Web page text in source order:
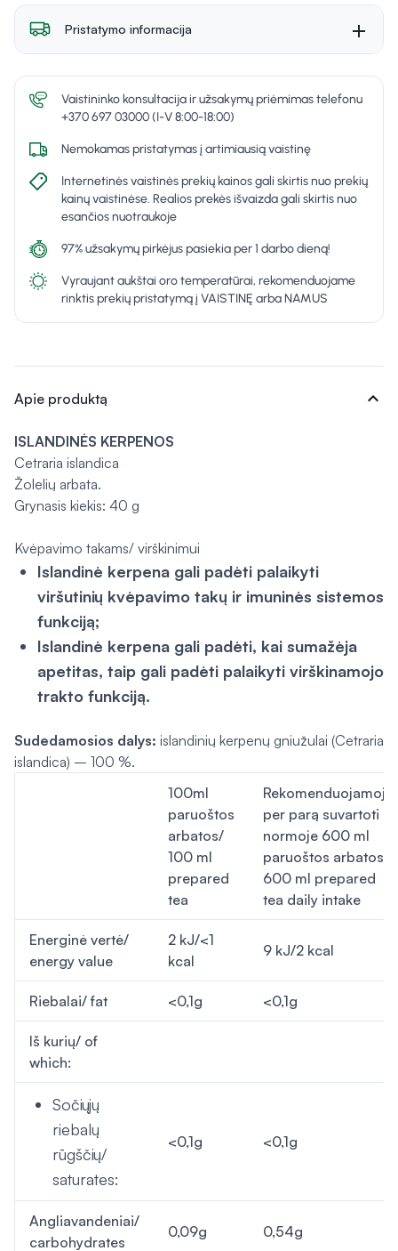
Pristatymo informacija
Vaistininko konsultacija ir užsakymų priėmimas telefonu
+370 697 03000 (I-V 8:00-18:00)
Nemokamas pristatymas į artimiausią vaistinę
Internetinės vaistinės prekių kainos gali skirtis nuo prekių
kainų vaistinėse. Realios prekės išvaizda gali skirtis nuo
esančios nuotraukoje
97% užsakymų pirkėjus pasiekia per 1 darbo dieną!
Vyraujant aukštai oro temperatūrai, rekomenduojame
rinktis prekių pristatymą į VAISTINĘ arba NAMUS
Apie produktą expand_more
ISLANDINĖS KERPENOS
Cetraria islandica
Žolelių arbata.
Grynasis kiekis: 40 g
Kvėpavimo takams/ virškinimui
Islandinė kerpena gali padėti palaikyti
viršutinių kvėpavimo takų ir imuninės sistemos
funkciją;
Islandinė kerpena gali padėti, kai sumažėja
apetitas, taip gali padėti palaikyti virškinamojo
trakto funkciją.
Sudedamosios dalys: islandinių kerpenų gniužulai (Cetraria
islandica) – 100 %.
100ml
paruoštos
arbatos/
100 ml
prepared
tea
Rekomenduojamoje
per parą suvartoti
normoje 600 ml
paruoštos arbatos/
600 ml prepared
tea daily intake
Energinė vertė/
energy value
2 kJ/<1
kcal
9 kJ/2 kcal
Riebalai/ fat <0,1g <0,1g
Iš kurių/ of
which:
Sočiųjų
riebalų
rūgščių/
saturates:
<0,1g <0,1g
Angliavandeniai/
carbohydrates
0,09g 0,54g